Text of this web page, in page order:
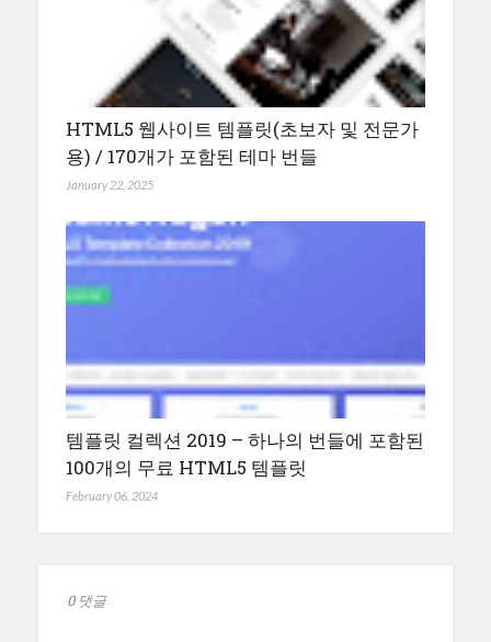
HTML5 웹사이트 템플릿(초보자 및 전문가
용) / 170개가 포함된 테마 번들
January 22, 2025
템플릿 컬렉션 2019 – 하나의 번들에 포함된
100개의 무료 HTML5 템플릿
February 06, 2024
0 댓글